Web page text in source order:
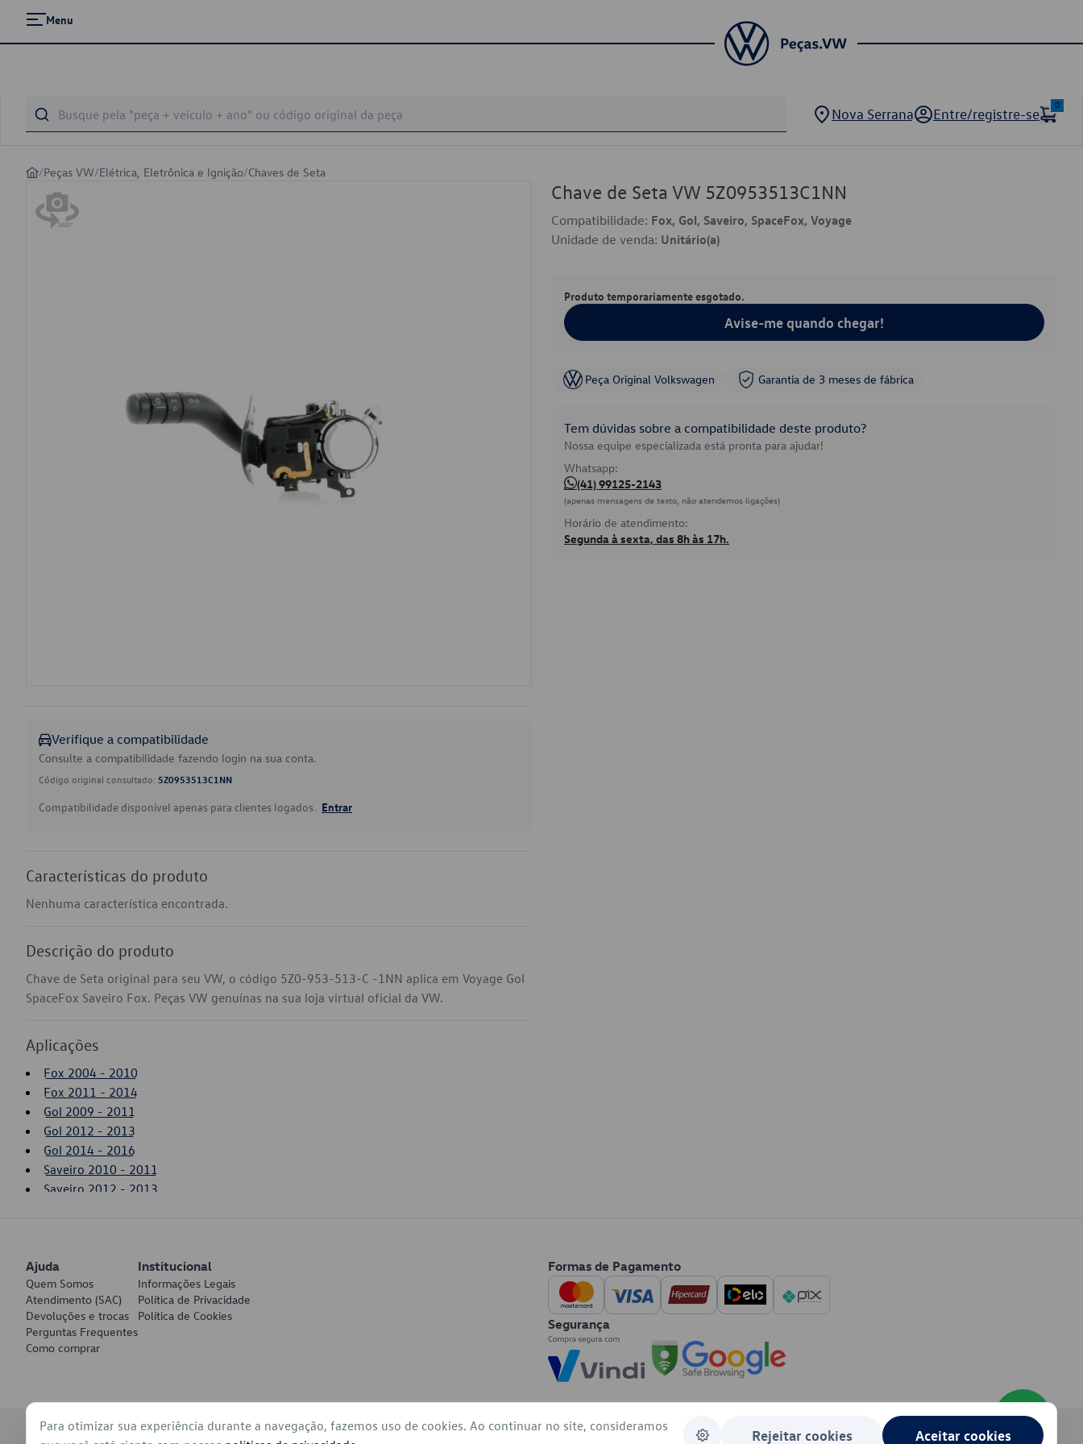
Menu
Nova Serrana Entre/registre-se
0
/Peças VW/Elétrica, Eletrônica e Ignição/Chaves de Seta
Verifique a compatibilidade
Consulte a compatibilidade fazendo login na sua conta.
Código original consultado: 5Z0953513C1NN
Compatibilidade disponível apenas para clientes logados. Entrar
Características do produto
Nenhuma característica encontrada.
Descrição do produto
Chave de Seta original para seu VW, o código 5Z0-953-513-C -1NN aplica em Voyage Gol
SpaceFox Saveiro Fox. Peças VW genuínas na sua loja virtual oficial da VW.
Aplicações
Fox 2004 - 2010
Fox 2011 - 2014
Gol 2009 - 2011
Gol 2012 - 2013
Gol 2014 - 2016
Saveiro 2010 - 2011
Saveiro 2012 - 2013
Voyage 2009 - 2011
Voyage 2012 - 2013
Voyage 2014 - 2016
Chave de Seta VW 5Z0953513C1NN
Compatibilidade: Fox, Gol, Saveiro, SpaceFox, Voyage
Unidade de venda: Unitário(a)
Produto temporariamente esgotado.
Avise-me quando chegar!
Peça Original Volkswagen Garantia de 3 meses de fábrica
Tem dúvidas sobre a compatibilidade deste produto?
Nossa equipe especializada está pronta para ajudar!
Whatsapp:
(41) 99125-2143
(apenas mensagens de texto, não atendemos ligações)
Horário de atendimento:
Segunda à sexta, das 8h às 17h.
Ajuda
Quem Somos
Atendimento (SAC)
Devoluções e trocas
Perguntas Frequentes
Como comprar
Institucional
Informações Legais
Política de Privacidade
Política de Cookies
Formas de Pagamento
Segurança
Para otimizar sua experiência durante a navegação, fazemos uso de cookies. Ao continuar no site, consideramos
Rejeitar cookies Aceitar cookies